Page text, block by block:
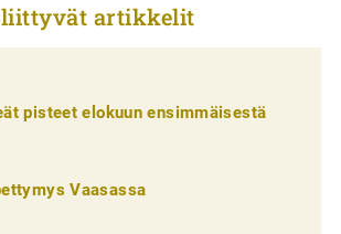
liittyvät artikkelit
pisteet elokuun ensimmäisestä
Vaasassa